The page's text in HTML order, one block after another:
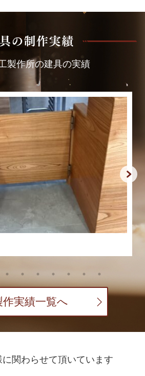
製作所の建具の実績
作実績一覧へ
関わらせて頂いています